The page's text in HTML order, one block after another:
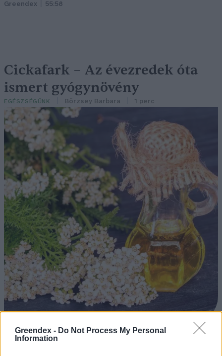
Greendex - Do Not Process My Personal
Information
Greendex 55:58
Cickafark – Az évezredek óta
ismert gyógynövény
EGÉSZSÉGÜNK Börzsey Barbara 1 perc
Ezt a növényt már az őskorban is ismerték, a népi gyógyászatban